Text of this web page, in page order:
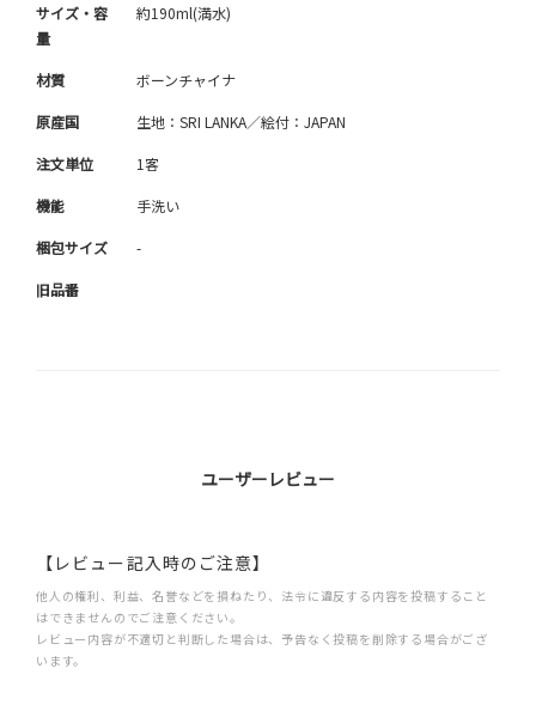
サイズ・容
量
約190ml(満水)
材質 ボーンチャイナ
原産国 生地：SRI LANKA／絵付：JAPAN
注文単位 1客
機能 手洗い
梱包サイズ -
旧品番
ユーザーレビュー
【レビュー記入時のご注意】
他人の権利、利益、名誉などを損ねたり、法令に違反する内容を投稿すること
はできませんのでご注意ください。
レビュー内容が不適切と判断した場合は、予告なく投稿を削除する場合がござ
います。